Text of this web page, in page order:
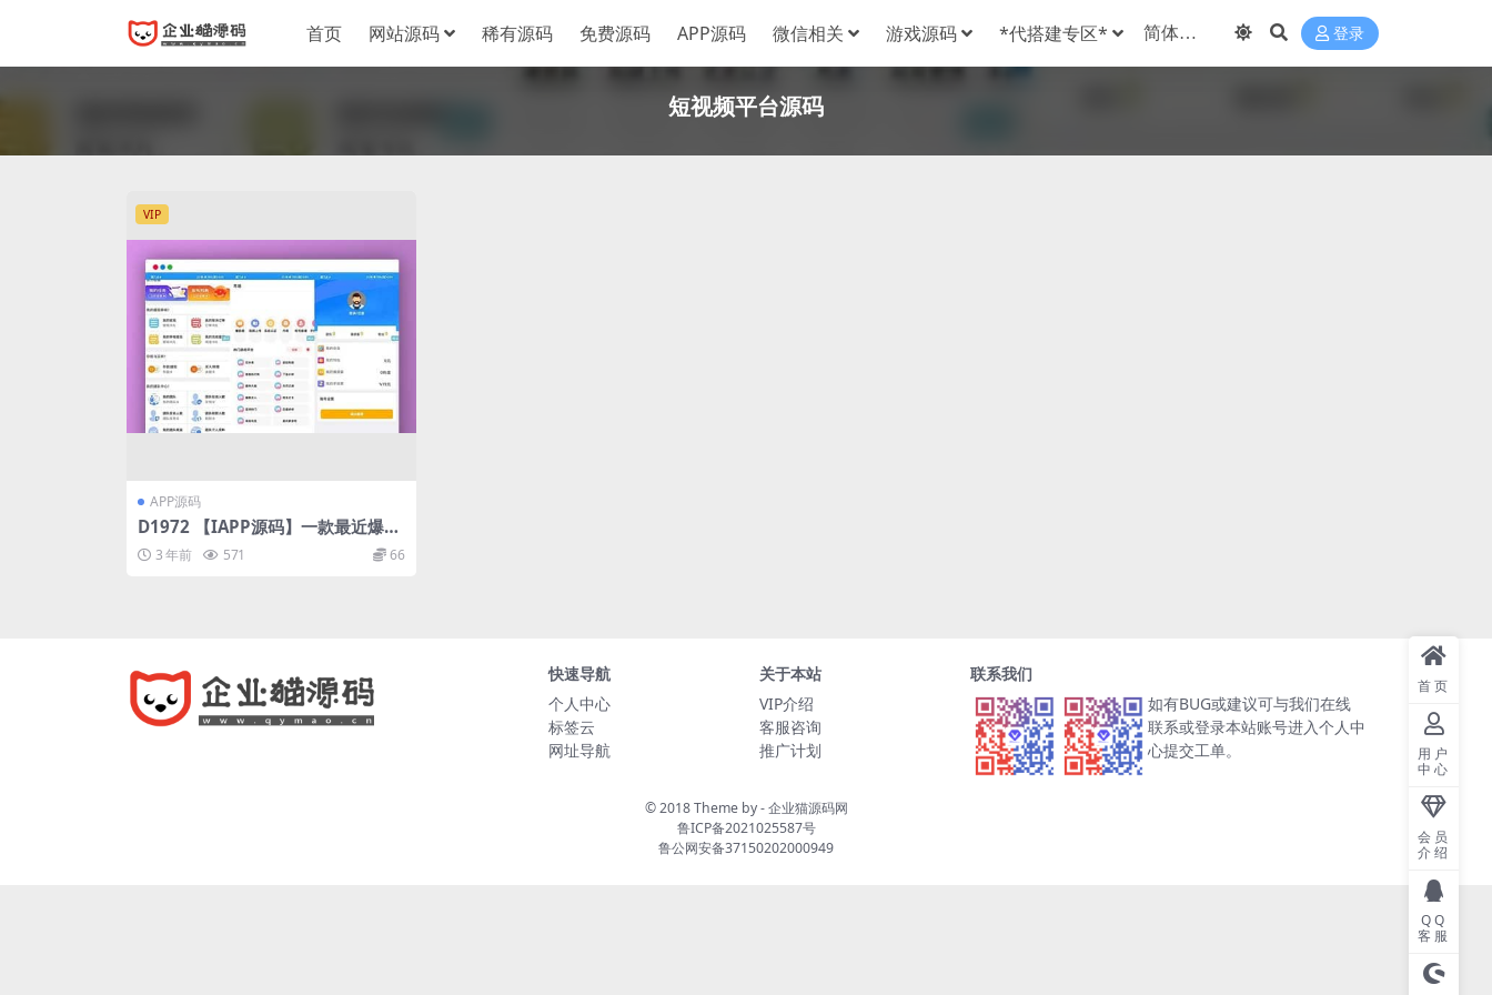
首页 网站源码 稀有源码 免费源码 APP源码 微信相关 游戏源码 *代搭建专区* 登录
短视频平台源码
VIP
APP源码
D1972 【IAPP源码】一款最近爆火
的短视频平台源码头条短视频UI
3 年前 571 66
快速导航
个人中心
标签云
网址导航
关于本站
VIP介绍
客服咨询
推广计划
联系我们
如有BUG或建议可与我们在线
联系或登录本站账号进入个人中
心提交工单。
© 2018 Theme by -企业猫源码网
鲁ICP备2021025587号
鲁公网安备37150202000949
首页
用户
中心
会员
介绍
QQ
客服